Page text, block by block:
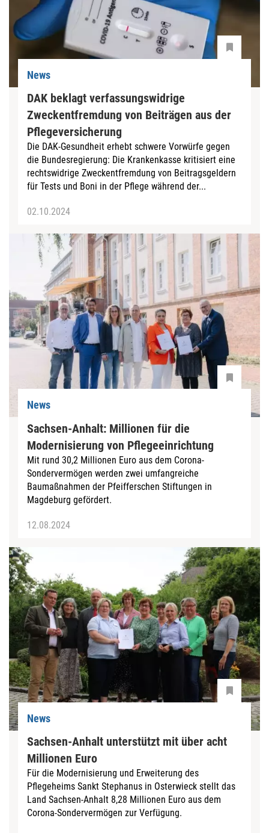
News
DAK beklagt verfassungswidrige
Zweckentfremdung von Beiträgen aus der
Pflegeversicherung
Die DAK-Gesundheit erhebt schwere Vorwürfe gegen
die Bundesregierung: Die Krankenkasse kritisiert eine
rechtswidrige Zweckentfremdung von Beitragsgeldern
für Tests und Boni in der Pflege während der...
02.10.2024
News
Sachsen-Anhalt: Millionen für die
Modernisierung von Pflegeeinrichtung
Mit rund 30,2 Millionen Euro aus dem Corona-
Sondervermögen werden zwei umfangreiche
Baumaßnahmen der Pfeifferschen Stiftungen in
Magdeburg gefördert.
12.08.2024
News
Sachsen-Anhalt unterstützt mit über acht
Millionen Euro
Für die Modernisierung und Erweiterung des
Pflegeheims Sankt Stephanus in Osterwieck stellt das
Land Sachsen-Anhalt 8,28 Millionen Euro aus dem
Corona-Sondervermögen zur Verfügung.